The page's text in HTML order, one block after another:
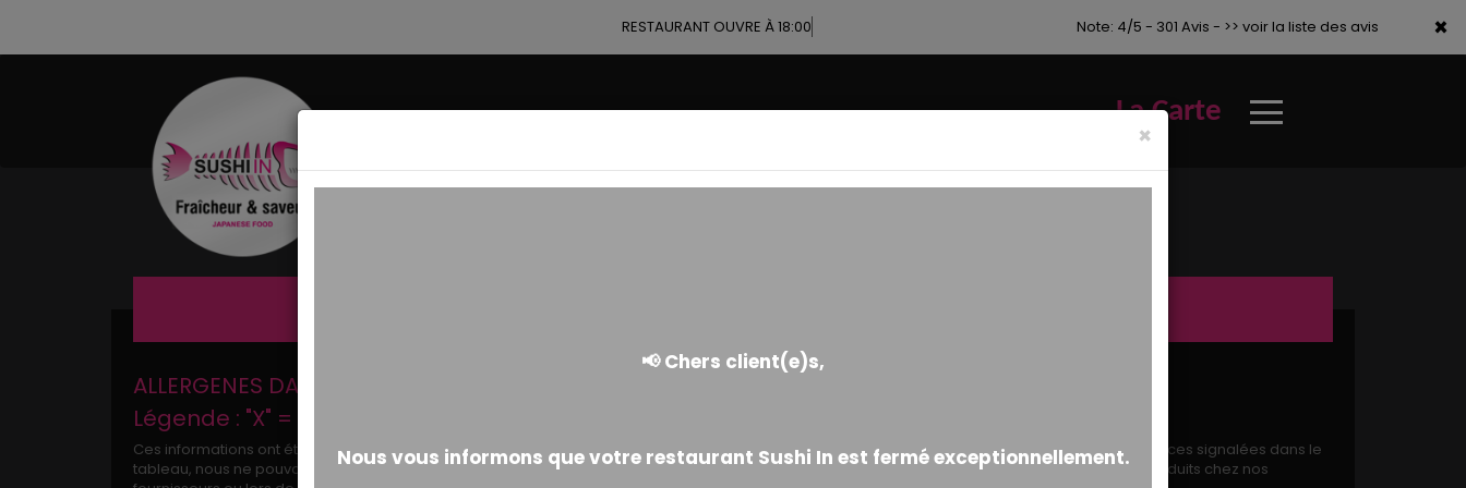
×
RESTAURANT OUVRE À 18:00 Note: 4/5 - 301 Avis - >> voir la liste des avis
La Carte
×
ALLERGENES DANS LES PRODUITS Sushi In Chatillon CARTE 2026 (France)
Légende : "X" = Présence
Ces informations ont été établies sur la base des déclarations de nos fournisseurs à propos de la composition de leurs produits. Outre les présences signalées dans le
tableau, nous ne pouvons pas exclure une présence accidentelle dautres ingrédients allergènes qui serait apparue lors de la fabrication des produits chez nos
×